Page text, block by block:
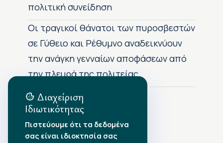
πολιτική συνείδηση
Οι τραγικοί θάνατοι των πυροσβεστών
σε Γύθειο και Ρέθυμνο αναδεικνύουν
την ανάγκη γενναίων αποφάσεων από
την πλευρά της πολιτείας
Αρχείο Δημοσιεύσεων
•Αύγουστος 2026
Διαχείριση
Ιδιωτικότητας
Πιστεύουμε ότι τα δεδομένα
σας είναι ιδιοκτησία σας